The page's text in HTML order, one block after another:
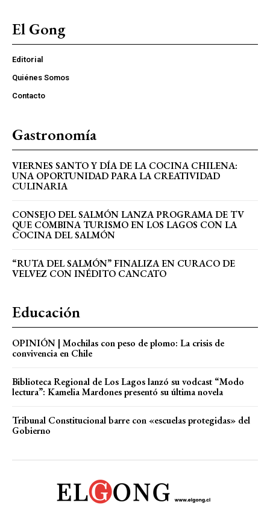
El Gong
Editorial
Quiénes Somos
Contacto
Gastronomía
VIERNES SANTO Y DÍA DE LA COCINA CHILENA:
UNA OPORTUNIDAD PARA LA CREATIVIDAD
CULINARIA
CONSEJO DEL SALMÓN LANZA PROGRAMA DE TV
QUE COMBINA TURISMO EN LOS LAGOS CON LA
COCINA DEL SALMÓN
“RUTA DEL SALMÓN” FINALIZA EN CURACO DE
VELVEZ CON INÉDITO CANCATO
Educación
OPINIÓN | Mochilas con peso de plomo: La crisis de
convivencia en Chile
Biblioteca Regional de Los Lagos lanzó su vodcast “Modo
lectura”: Kamelia Mardones presentó su última novela
Tribunal Constitucional barre con «escuelas protegidas» del
Gobierno